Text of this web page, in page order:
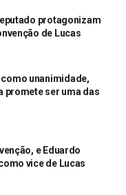
protagonizam
de Lucas
como unanimidade,
promete ser uma das
e Eduardo
vice de Lucas